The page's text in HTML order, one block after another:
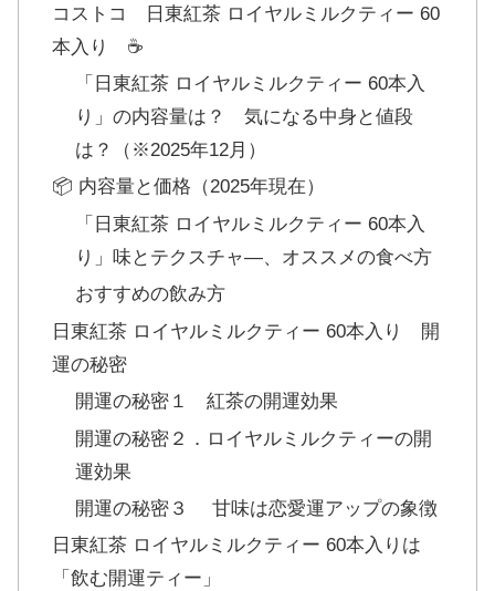
コストコ 日東紅茶 ロイヤルミルクティー 60
本入り ☕
「日東紅茶 ロイヤルミルクティー 60本入
り」の内容量は？ 気になる中身と値段
は？（※2025年12月）
📦 内容量と価格（2025年現在）
「日東紅茶 ロイヤルミルクティー 60本入
り」味とテクスチャ―、オススメの食べ方
おすすめの飲み方
日東紅茶 ロイヤルミルクティー 60本入り 開
運の秘密
開運の秘密１ 紅茶の開運効果
開運の秘密２．ロイヤルミルクティーの開
運効果
開運の秘密３ 甘味は恋愛運アップの象徴
日東紅茶 ロイヤルミルクティー 60本入りは
「飲む開運ティー」